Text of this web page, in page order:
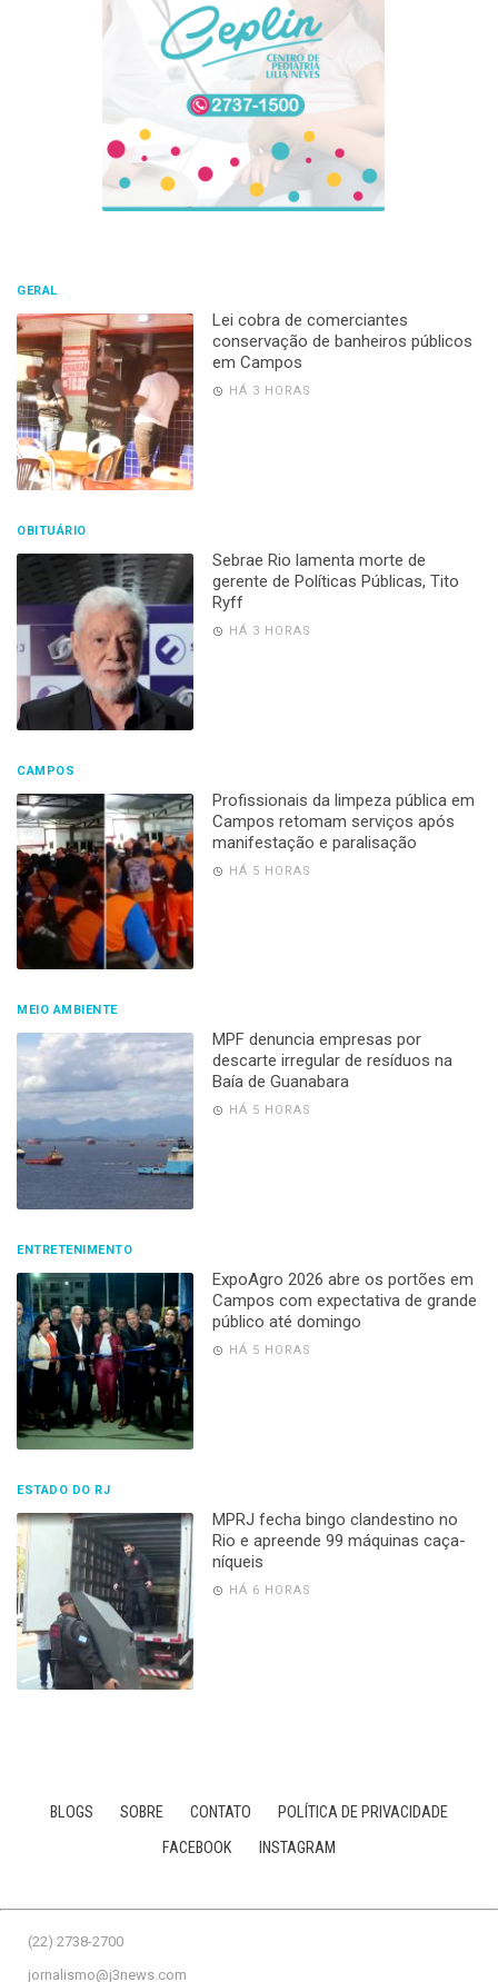
GERAL
Lei cobra de comerciantes
conservação de banheiros públicos
em Campos
HÁ 3 HORAS
OBITUÁRIO
Sebrae Rio lamenta morte de
gerente de Políticas Públicas, Tito
Ryff
HÁ 3 HORAS
CAMPOS
Profissionais da limpeza pública em
Campos retomam serviços após
manifestação e paralisação
HÁ 5 HORAS
MEIO AMBIENTE
MPF denuncia empresas por
descarte irregular de resíduos na
Baía de Guanabara
HÁ 5 HORAS
ENTRETENIMENTO
ExpoAgro 2026 abre os portões em
Campos com expectativa de grande
público até domingo
HÁ 5 HORAS
ESTADO DO RJ
MPRJ fecha bingo clandestino no
Rio e apreende 99 máquinas caça-
níqueis
HÁ 6 HORAS
BLOGS SOBRE CONTATO
POLÍTICA DE PRIVACIDADE
FACEBOOK
INSTAGRAM
(22) 2738-2700
jornalismo@j3news.com